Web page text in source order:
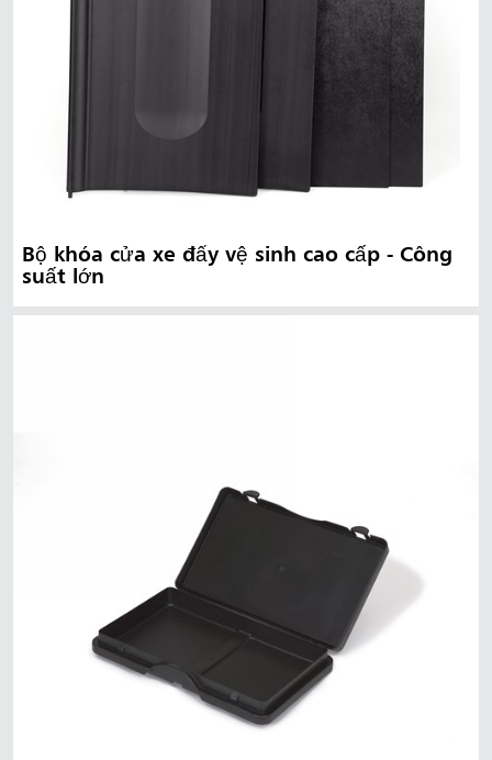
Bộ khóa cửa xe đẩy vệ sinh cao cấp - Công
suất lớn